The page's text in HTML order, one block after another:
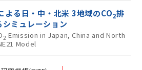
よる日・中・北米 3地域のCO2排
ミュレーション
2 Emission in Japan, China and North
Model